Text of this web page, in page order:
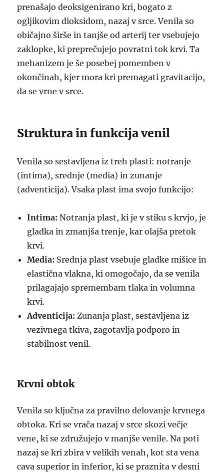
prenašajo deoksigenirano kri, bogato z
ogljikovim dioksidom, nazaj v srce. Venila so
običajno širše in tanjše od arterij ter vsebujejo
zaklopke, ki preprečujejo povratni tok krvi. Ta
mehanizem je še posebej pomemben v
okončinah, kjer mora kri premagati gravitacijo,
da se vrne v srce.
Struktura in funkcija venil
Venila so sestavljena iz treh plasti: notranje
(intima), srednje (media) in zunanje
(adventicija). Vsaka plast ima svojo funkcijo:
Intima: Notranja plast, ki je v stiku s krvjo, je
gladka in zmanjša trenje, kar olajša pretok
krvi.
Media: Srednja plast vsebuje gladke mišice in
elastična vlakna, ki omogočajo, da se venila
prilagajajo spremembam tlaka in volumna
krvi.
Adventicija: Zunanja plast, sestavljena iz
vezivnega tkiva, zagotavlja podporo in
stabilnost venil.
Krvni obtok
Venila so ključna za pravilno delovanje krvnega
obtoka. Kri se vrača nazaj v srce skozi večje
vene, ki se združujejo v manjše venile. Na poti
nazaj se kri zbira v velikih venah, kot sta vena
cava superior in inferior, ki se praznita v desni